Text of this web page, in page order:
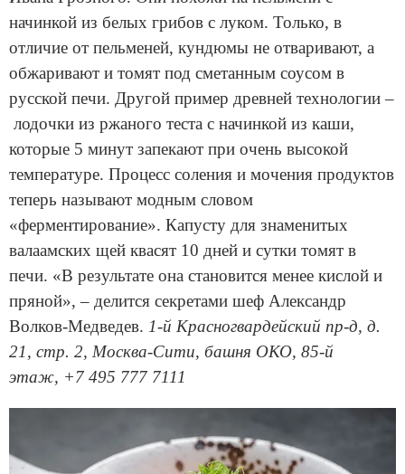
начинкой из белых грибов с луком. Только, в
отличие от пельменей, кундюмы не отваривают, а
обжаривают и томят под сметанным соусом в
русской печи. Другой пример древней технологии –
лодочки из ржаного теста с начинкой из каши,
которые 5 минут запекают при очень высокой
температуре. Процесс соления и мочения продуктов
теперь называют модным словом
«ферментирование». Капусту для знаменитых
валаамских щей квасят 10 дней и сутки томят в
печи. «В результате она становится менее кислой и
пряной», – делится секретами шеф Александр
Волков-Медведев. 1-й Красногвардейский пр-д, д.
21, стр. 2, Москва-Сити, башня ОКО, 85-й
этаж, +7 495 777 7111